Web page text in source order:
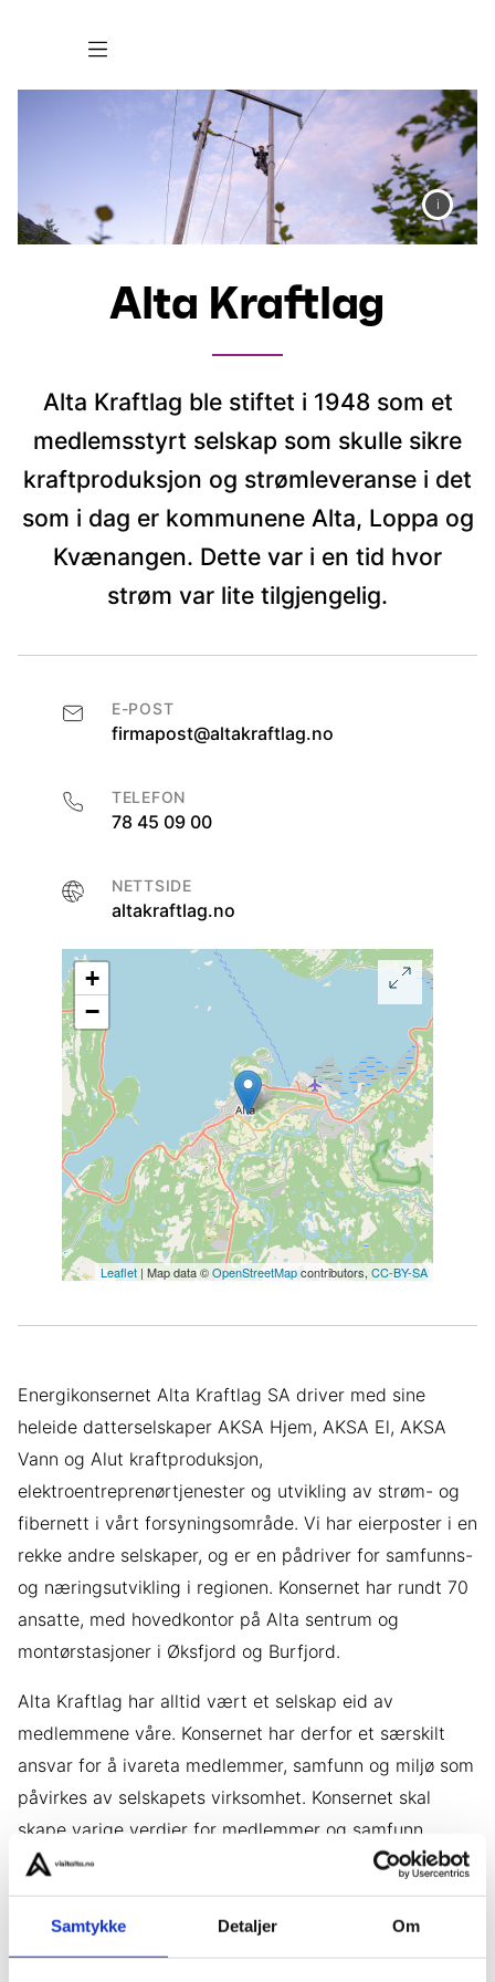
Samtykke Detaljer Om
Alta Kraftlag
Alta Kraftlag ble stiftet i 1948 som et
medlemsstyrt selskap som skulle sikre
kraftproduksjon og strømleveranse i det
som i dag er kommunene Alta, Loppa og
Kvænangen. Dette var i en tid hvor
strøm var lite tilgjengelig.
E-POST
firmapost@altakraftlag.no
TELEFON
78 45 09 00
NETTSIDE
altakraftlag.no
+
−
Leaflet | Map data ©OpenStreetMapcontributors,CC-BY-SA
Energikonsernet Alta Kraftlag SA driver med sine
heleide datterselskaper AKSA Hjem, AKSA El, AKSA
Vann og Alut kraftproduksjon,
elektroentreprenørtjenester og utvikling av strøm- og
fibernett i vårt forsyningsområde. Vi har eierposter i en
rekke andre selskaper, og er en pådriver for samfunns-
og næringsutvikling i regionen. Konsernet har rundt 70
ansatte, med hovedkontor på Alta sentrum og
montørstasjoner i Øksfjord og Burfjord.
Alta Kraftlag har alltid vært et selskap eid av
medlemmene våre. Konsernet har derfor et særskilt
ansvar for å ivareta medlemmer, samfunn og miljø som
påvirkes av selskapets virksomhet. Konsernet skal
skape varige verdier for medlemmer og samfunn
gjennom et langsiktig perspektiv på utbygginger,
eierskap og investeringer.